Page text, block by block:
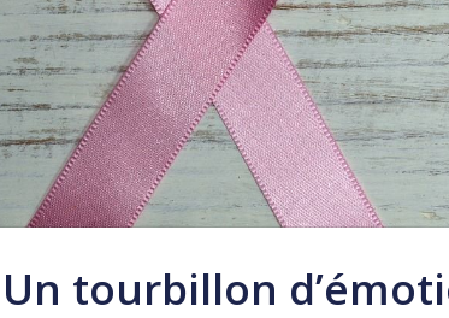
Un tourbillon